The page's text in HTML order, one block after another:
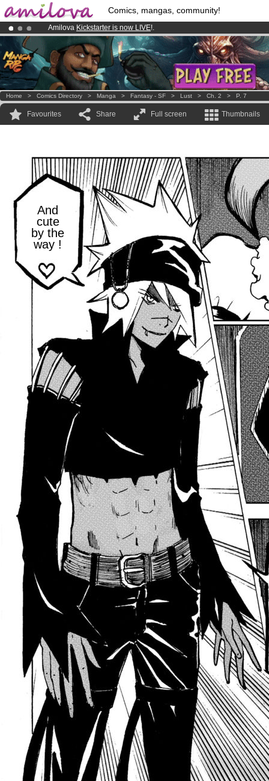
Comics, mangas, community!
Amilova Kickstarter is now LIVE!.
Premium membership from3.95 eurosper month !Get membership
Already 134393 membersand 1208 comics & mangas!.
Home > Comics Directory > Manga > Fantasy - SF > Lust > Ch. 2 > P. 7
Favourites Share Full screen Thumbnails
And
cute
by the
way !